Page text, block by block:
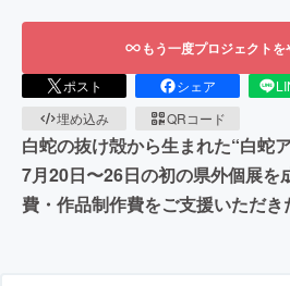
もう一度プロジェクト
ポスト シェア
埋め込み
QRコード
白蛇の抜け殻から生まれた“白蛇
7月20日〜26日の初の県外個展を
費・作品制作費をご支援いただき